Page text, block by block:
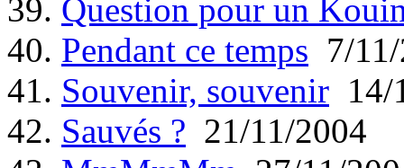
39. Question pour un
40. Pendant ce temps 7/
41. Souvenir, souvenir 14/
42. Sauvés ? 21/11/2004